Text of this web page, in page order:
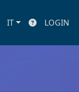
IT LOGIN